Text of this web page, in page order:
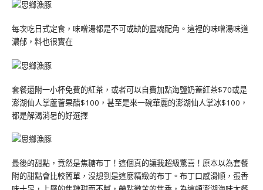
每次吃日式定食，味噌湯都是不可或缺的靈魂配角。這裡的味噌湯味道
濃郁，料也很實在
套餐還附一小杯免費的紅茶，或者可以自費加點海鹽奶蓋紅茶$70或是
澎湖仙人掌蘆薈果醋$100，甚至是來一碗華麗的澎湖仙人掌冰$100，
都是解渴消暑的好選擇
最後的甜點，竟然是焦糖布丁！這個真的讓我超級驚喜！原本以為套餐
附的甜點會比較簡單，沒想到是這麼精緻的布丁。布丁口感滑順，蛋香